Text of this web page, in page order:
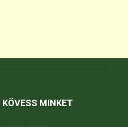
KÖVESS MINKET